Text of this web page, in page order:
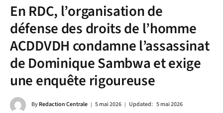
En RDC, l’organisation de
défense des droits de l’homme
ACDDVDH condamne l’assassinat
de Dominique Sambwa et exige
une enquête rigoureuse
ByRedaction Centrale 5 mai 2026 Updated: 5 mai 2026